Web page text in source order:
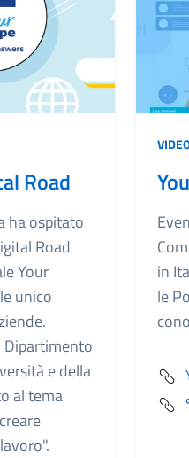
Road
ha ospitato
Road
Your
unico
Dipartimento
e della
al tema
in
le